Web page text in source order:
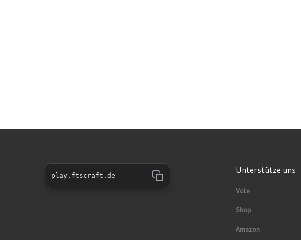
play.ftscraft.de
Unterstütze uns
Vote
Shop
Amazon